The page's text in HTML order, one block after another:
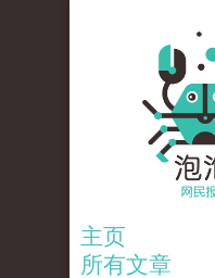
主页
所有文章